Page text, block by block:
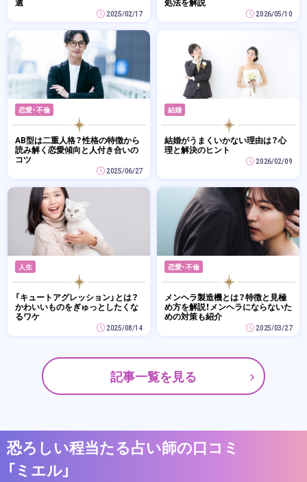
2025/02/17 2026/05/10
恋愛・不倫
AB型は二重人格？性格の特徴から
読み解く恋愛傾向と人付き合いの
コツ
2025/06/27
結婚
結婚がうまくいかない理由は？心
理と解決のヒント
2026/02/09
人生
「キュートアグレッション」とは？
かわいいものをぎゅっとしたくな
るワケ
2025/08/14
恋愛・不倫
メンヘラ製造機とは？特徴と見極
め方を解説！メンヘラにならないた
めの対策も紹介
2025/03/27
記事一覧を見る
恐ろしい程当たる占い師の口コミ
「ミエル」